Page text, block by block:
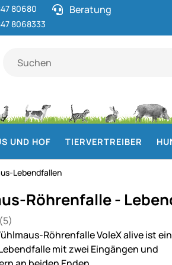
80680
8068333
Beratung
UND HOF TIERVERTREIBER
Lebendfallen
Röhrenfalle -
5 (5 Bewertungen)
(5)